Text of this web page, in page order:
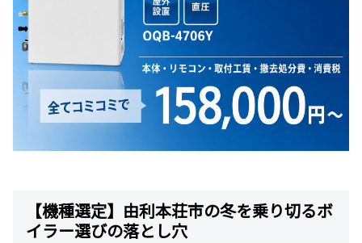
【機種選定】由利本荘市の冬を乗り切るボ
イラー選びの落とし穴